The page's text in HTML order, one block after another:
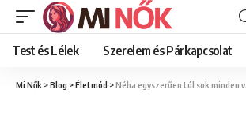
Test és Lélek Szerelem és Párkapcsolat
Mi Nők >Blog >Életmód >Néha egyszerűen túl sok minden van –